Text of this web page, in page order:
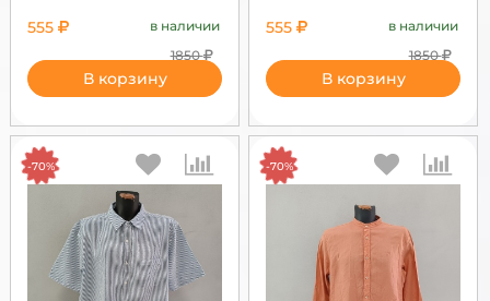
555
в наличии
1850
В корзину
555
в наличии
1850
В корзину
-70% -70%